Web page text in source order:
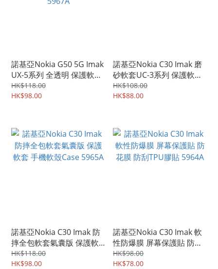
諾基亞Nokia G50 5G Imak
UX-5系列 全透明 保護軟套
手機軟殼Case 5967A
HK$118.00
HK$98.00
諾基亞Nokia C30 Imak 磨
砂軟套UC-3系列 保護軟套
手機軟殼Case 5966A
HK$108.00
HK$88.00
諾基亞Nokia C30 Imak 防
摔全包軟套氣囊版 保護軟
套 手機軟殼Case 5965A
HK$118.00
HK$98.00
諾基亞Nokia C30 Imak 軟
性防爆膜 屏幕保護貼 防花
膜 防刮TPU膠貼 5964A
HK$98.00
HK$78.00